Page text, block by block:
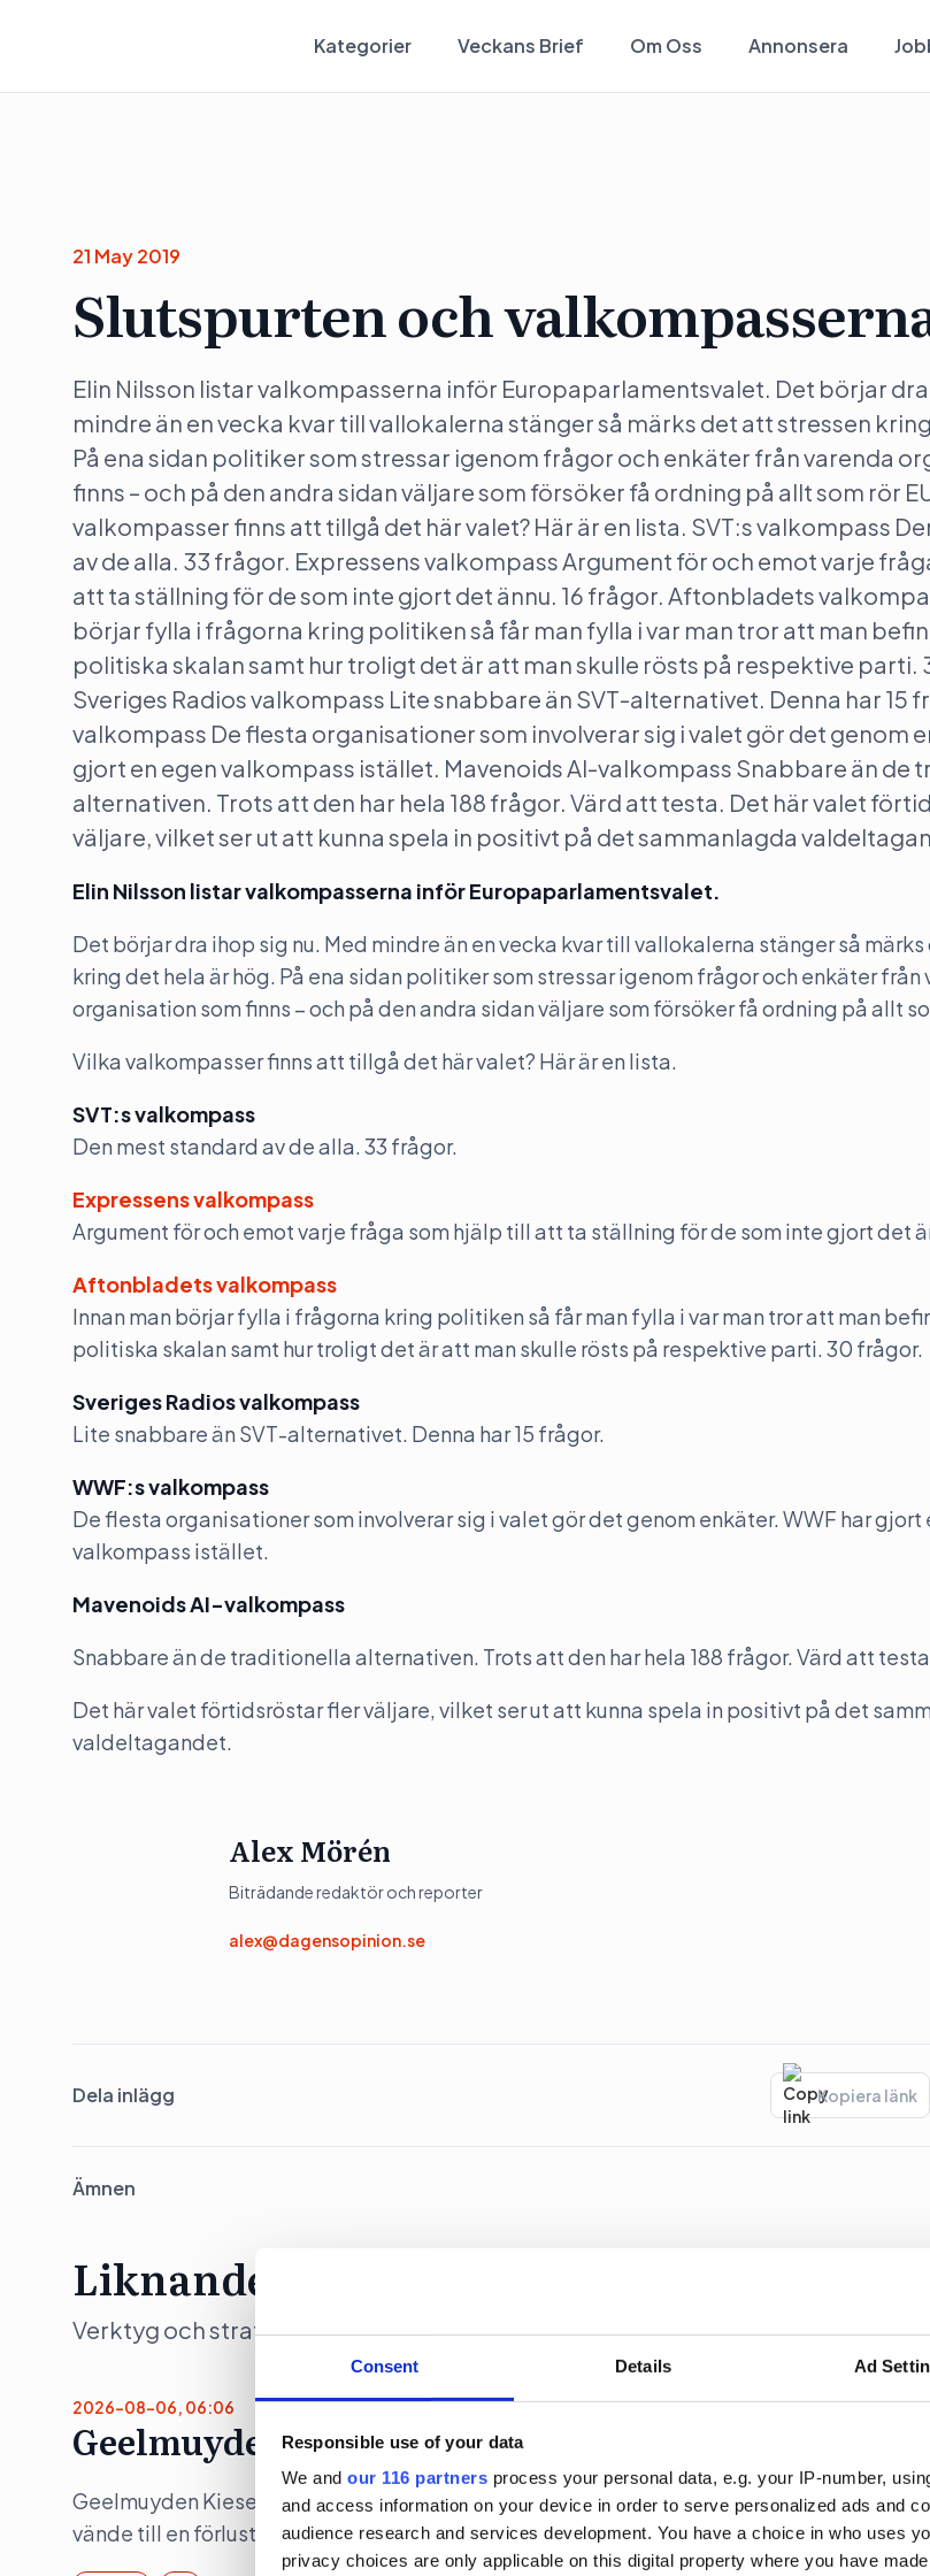
Consent Details Ad
Responsible use of your data
We and our 116 partners process your personal data, e.g. your IP-number,
and access information on your device in order to serve personalized ads and
audience research and services development. You have a choice in who uses
privacy choices are only applicable on this digital property where you have
Kategorier Veckans Brief Om Oss Annonsera
21 May 2019
Slutspurten och
Elin Nilsson listar valkompasserna inför Europaparlamentsvalet. Det börjar dra
mindre än en vecka kvar till vallokalerna stänger så märks det att stressen
På ena sidan politiker som stressar igenom frågor och enkäter från varenda
finns – och på den andra sidan väljare som försöker få ordning på allt som rör
valkompasser finns att tillgå det här valet? Här är en lista. SVT:s valkompass
av de alla. 33 frågor. Expressens valkompass Argument för och emot varje
att ta ställning för de som inte gjort det ännu. 16 frågor. Aftonbladets
börjar fylla i frågorna kring politiken så får man fylla i var man tror att man
politiska skalan samt hur troligt det är att man skulle rösts på respektive parti.
Sveriges Radios valkompass Lite snabbare än SVT-alternativet. Denna har 15
valkompass De flesta organisationer som involverar sig i valet gör det genom
gjort en egen valkompass istället. Mavenoids AI-valkompass Snabbare än de
alternativen. Trots att den har hela 188 frågor. Värd att testa. Det här valet
väljare, vilket ser ut att kunna spela in positivt på det sammanlagda
Elin Nilsson listar valkompasserna inför Europaparlamentsvalet.
Det börjar dra ihop sig nu. Med mindre än en vecka kvar till vallokalerna stänger så
kring det hela är hög. På ena sidan politiker som stressar igenom frågor och enkäter från
organisation som finns – och på den andra sidan väljare som försöker få ordning på allt
Vilka valkompasser finns att tillgå det här valet? Här är en lista.
SVT:s valkompass
Den mest standard av de alla. 33 frågor.
Expressens valkompass
Argument för och emot varje fråga som hjälp till att ta ställning för de som inte gjort det
Aftonbladets valkompass
Innan man börjar fylla i frågorna kring politiken så får man fylla i var man tror att man
politiska skalan samt hur troligt det är att man skulle rösts på respektive parti. 30 frågor.
Sveriges Radios valkompass
Lite snabbare än SVT-alternativet. Denna har 15 frågor.
WWF:s valkompass
De flesta organisationer som involverar sig i valet gör det genom enkäter. WWF har gjort
valkompass istället.
Mavenoids AI-valkompass
Snabbare än de traditionella alternativen. Trots att den har hela 188 frågor. Värd att
Det här valet förtidsröstar fler väljare, vilket ser ut att kunna spela in positivt på det
valdeltagandet.
Alex Mörén
Biträdande redaktör och reporter
alex@dagensopinion.se
Dela inlägg Kopiera länk
Ämnen
Liknande artiklar
Verktyg och strategier som moderna team behöver för att hjälpa sina företag
2026-08-06, 06:06
Geelmuyden Kiese ökar – men vänder till förlust
Geelmuyden Kiese fusionerade under 2025 in förvärven Wikberg & Frisk och Hoc och
vände till en förlust.